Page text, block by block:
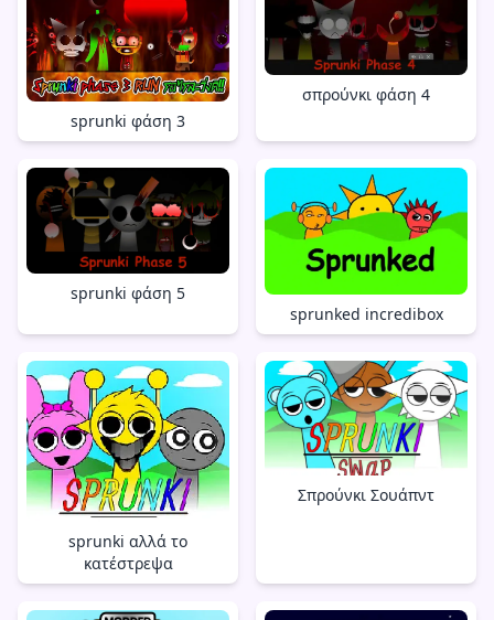
sprunki φάση 3
σπρούνκι φάση 4
sprunki φάση 5
sprunked incredibox
sprunki αλλά το
κατέστρεψα
Σπρούνκι Σουάπντ